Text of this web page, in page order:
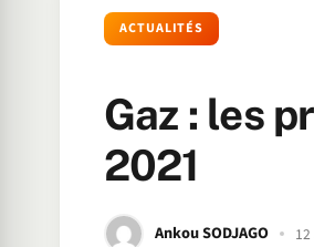
ACTUALITÉS
Gaz : les
2021
Ankou SODJAGO